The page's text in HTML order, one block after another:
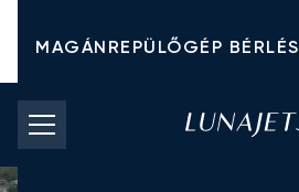
MAGÁNREPÜLŐGÉP BÉRLÉS
CHARTER ÁRAK
MAGÁNREPÜLŐGÉPEK